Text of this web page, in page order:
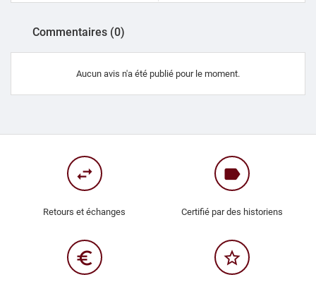
Commentaires (0)
Aucun avis n'a été publié pour le moment.
swap_horiz
Retours et échanges
label
Certifié par des historiens
euro_symbol star_border